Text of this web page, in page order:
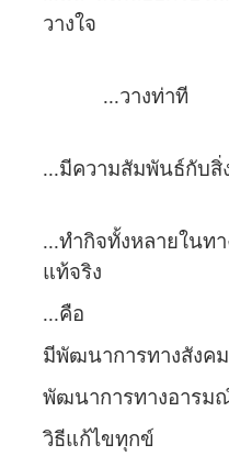
วางใจ
...วางท่าที
...มีความสัมพันธ์กับสิ่
...ทำกิจทั้งหลายในท
แท้จริง
...คือ
มีพัฒนาการทางสังคม
พัฒนาการทางอาร
วิธีแก้ไขทุกข์